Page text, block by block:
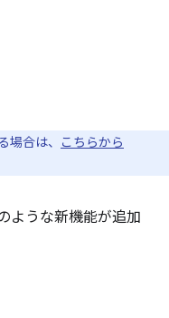
場合は、
こちらから
ような新機能が追加